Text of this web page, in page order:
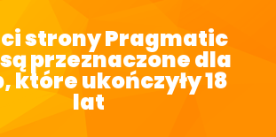
3 x 5, z 25 liniami płacącymi.
strony Pragmatic
przeznaczone dla
które ukończyły 18
lat